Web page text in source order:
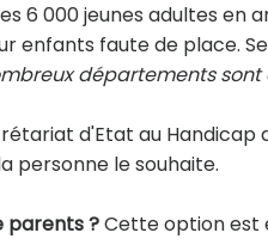
6 000 jeunes adultes en
enfants faute de place.
départements
d'Etat au Handicap
personne le souhaite.
parents ?Cette option est